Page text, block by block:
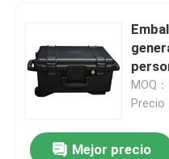
ropa
MOQ
Precio
Mejor precio